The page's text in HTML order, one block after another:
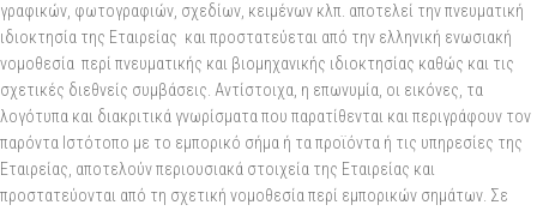
γραφικών, φωτογραφιών, σχεδίων, κειμένων κλπ. αποτελεί την πνευματική
ιδιοκτησία της Εταιρείας και προστατεύεται από την ελληνική ενωσιακή
νομοθεσία περί πνευματικής και βιομηχανικής ιδιοκτησίας καθώς και τις
σχετικές διεθνείς συμβάσεις. Αντίστοιχα, η επωνυμία, οι εικόνες, τα
λογότυπα και διακριτικά γνωρίσματα που παρατίθενται και περιγράφουν τον
παρόντα Ιστότοπο με το εμπορικό σήμα ή τα προϊόντα ή τις υπηρεσίες της
Εταιρείας, αποτελούν περιουσιακά στοιχεία της Εταιρείας και
προστατεύονται από τη σχετική νομοθεσία περί εμπορικών σημάτων. Σε